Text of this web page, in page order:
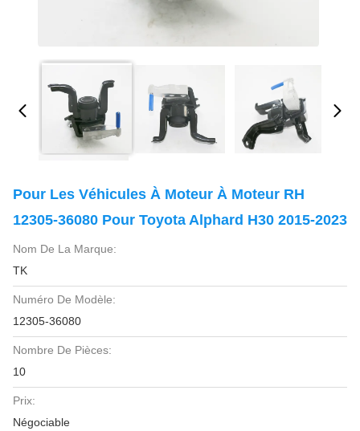
Pour Les Véhicules À Moteur À Moteur RH
12305-36080 Pour Toyota Alphard H30 2015-2023
Nom De La Marque:
TK
Numéro De Modèle:
12305-36080
Nombre De Pièces:
10
Prix:
Négociable